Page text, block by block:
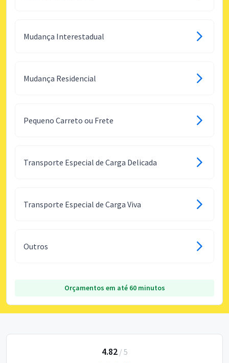
Mudança Interestadual
Mudança Residencial
Pequeno Carreto ou Frete
Transporte Especial de Carga Delicada
Transporte Especial de Carga Viva
Outros
Orçamentos em até 60 minutos
4.82/ 5